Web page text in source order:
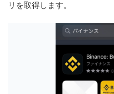
リを取得します。